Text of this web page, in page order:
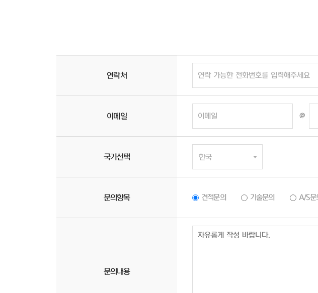
연락처
이메일 @
국가선택
문의항목 견적문의 기술문의 A/S문
문의내용